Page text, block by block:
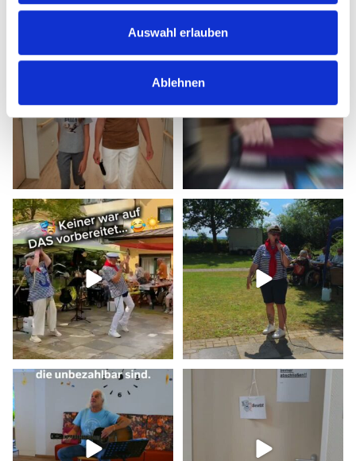
Auswahl erlauben
Ablehnen
18 1
Freude.
14 0
Sommerfest + beste
Stimmung = unvergessliche...
28 2
Brockenblick Ahoi!
Lachen, Musik und...
29 4
Musik verbindet
Generationen.
Ein...
16 0
Zutritt nur für autorisierte
Mitarbeitende...